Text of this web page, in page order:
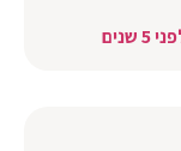
5 שנים